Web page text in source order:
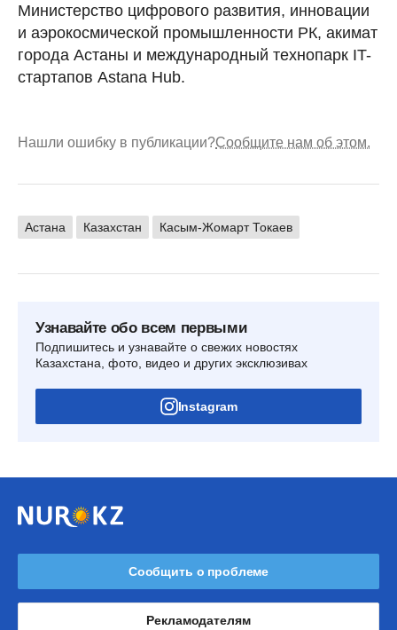
Министерство цифрового развития, инновации
и аэрокосмической промышленности РК, акимат
города Астаны и международный технопарк IT-
стартапов Astana Hub.
Нашли ошибку в публикации?Сообщите нам об этом.
Астана Казахстан Касым-Жомарт Токаев
Узнавайте обо всем первыми
Подпишитесь и узнавайте о свежих новостях
Казахстана, фото, видео и других эксклюзивах
Instagram
Сообщить о проблеме
Рекламодателям